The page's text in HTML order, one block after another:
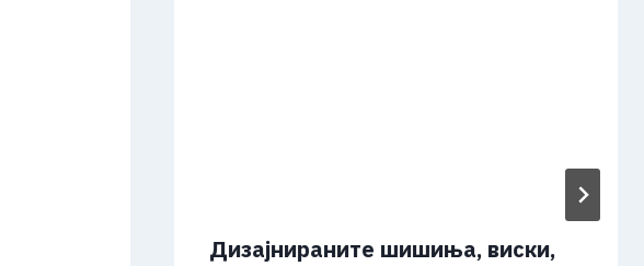
Дизајнираните шишиња, виски,